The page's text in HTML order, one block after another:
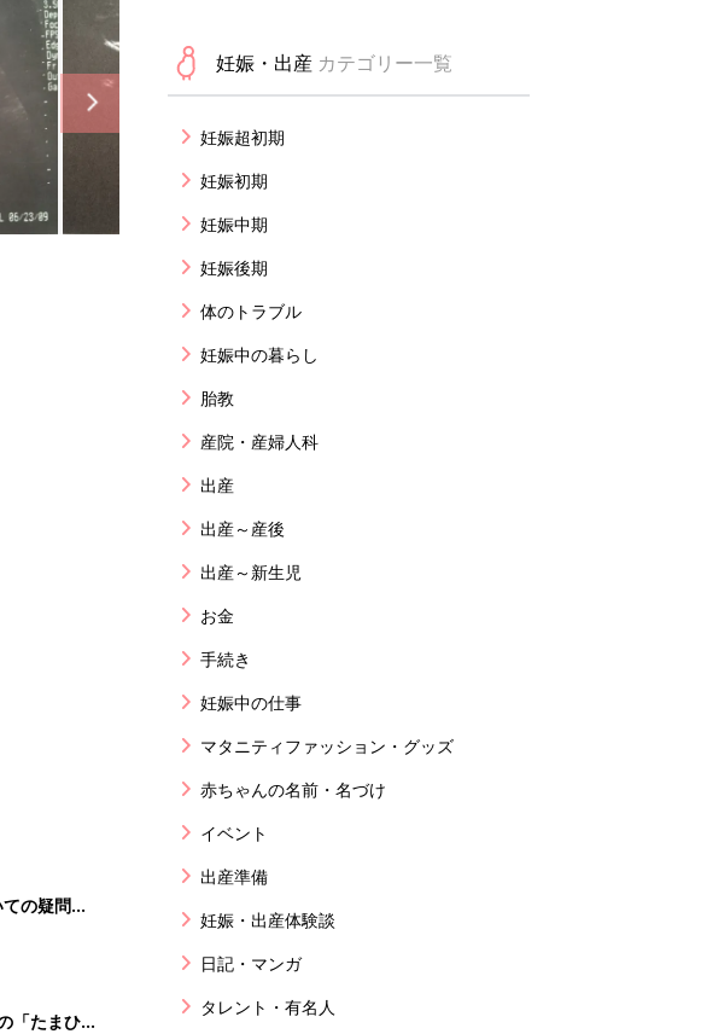
妊娠・出産 カテゴリー一覧
妊娠超初期
妊娠初期
妊娠中期
妊娠後期
体のトラブル
妊娠中の暮らし
胎教
産院・産婦人科
出産
出産～産後
出産～新生児
お金
手続き
妊娠中の仕事
マタニティファッション・グッズ
赤ちゃんの名前・名づけ
イベント
出産準備
妊娠・出産体験談
日記・マンガ
タレント・有名人